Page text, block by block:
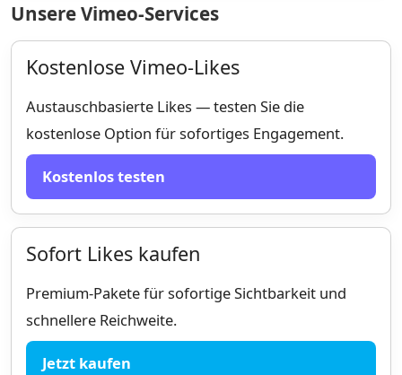
Unsere Vimeo-Services
Kostenlose Vimeo-Likes
Austauschbasierte Likes — testen Sie die
kostenlose Option für sofortiges Engagement.
Kostenlos testen
Sofort Likes kaufen
Premium-Pakete für sofortige Sichtbarkeit und
schnellere Reichweite.
Jetzt kaufen